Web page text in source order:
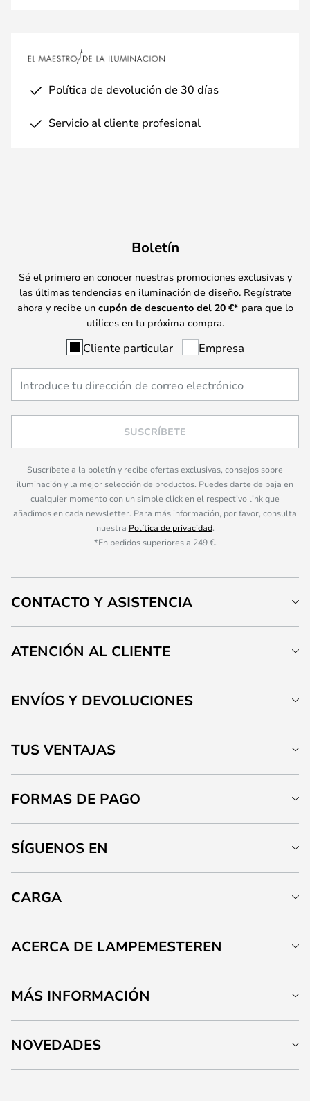
Política de devolución de 30 días
Servicio al cliente profesional
Boletín
Sé el primero en conocer nuestras promociones exclusivas y
las últimas tendencias en iluminación de diseño. Regístrate
ahora y recibe un cupón de descuento del 20 €* para que lo
utilices en tu próxima compra.
Cliente particular Empresa
SUSCRÍBETE
Suscríbete a la boletín y recibe ofertas exclusivas, consejos sobre
iluminación y la mejor selección de productos. Puedes darte de baja en
cualquier momento con un simple click en el respectivo link que
añadimos en cada newsletter. Para más información, por favor, consulta
nuestra Política de privacidad.
*En pedidos superiores a 249 €.
CONTACTO Y ASISTENCIA
ATENCIÓN AL CLIENTE
ENVÍOS Y DEVOLUCIONES
TUS VENTAJAS
FORMAS DE PAGO
SÍGUENOS EN
CARGA
ACERCA DE LAMPEMESTEREN
MÁS INFORMACIÓN
NOVEDADES